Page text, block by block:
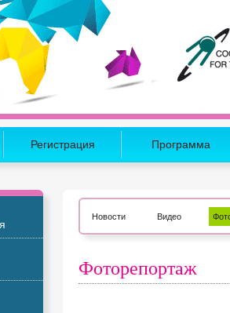
Регистрация Программа
Новости Видео
Фоторепортаж